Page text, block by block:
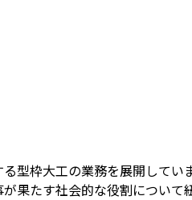
型枠大工の業務を展開していま
果たす社会的な役割について